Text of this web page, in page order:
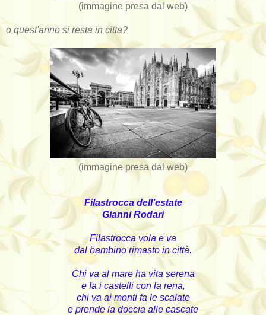
(immagine presa dal web)
o quest'anno si resta in citta?
(immagine presa dal web)
Filastrocca dell’estate
Gianni Rodari
Filastrocca vola e va
dal bambino rimasto in città.
Chi va al mare ha vita serena
e fa i castelli con la rena,
chi va ai monti fa le scalate
e prende la doccia alle cascate